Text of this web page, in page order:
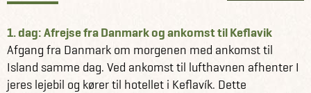
1. dag: Afrejse fra Danmark og ankomst til Keflavik
Afgang fra Danmark om morgenen med ankomst til
Island samme dag. Ved ankomst til lufthavnen afhenter I
jeres lejebil og kører til hotellet i Keflavík. Dette